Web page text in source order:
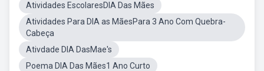
Atividades EscolaresDIA Das Mães
Atividades Para DIA as MãesPara 3 Ano Com Quebra-
Cabeça
Ativdade DIA DasMae's
Poema DIA Das Mães1 Ano Curto